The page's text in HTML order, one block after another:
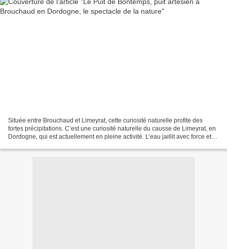
Située entre Brouchaud et Limeyrat, cette curiosité naturelle profite des
fortes précipitations. C’est une curiosité naturelle du causse de Limeyrat, en
Dordogne, qui est actuellement en pleine activité. L’eau jaillit avec force et